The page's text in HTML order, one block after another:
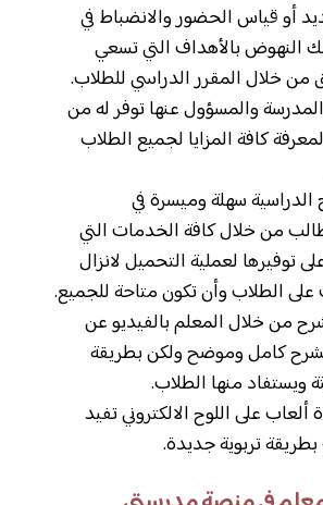
أو قياس الحضور والانضباط في
النهوض بالأهداف التي تسعي
من خلال المقرر الدراسي للطلاب.
المدرسة والمسؤول عنها توفر له من
كافة المزايا لجميع الطلاب
سهلة وميسرة في
من خلال كافة الخدمات التي
توفيرها لعملية التحميل لانزال
على الطلاب وأن تكون متاحة للجميع.
من خلال المعلم بالفيديو عن
كامل وموضح ولكن بطريقة
ويستفاد منها الطلاب.
ألعاب على اللوح الالكتروني تفيد
تربوية جديدة.